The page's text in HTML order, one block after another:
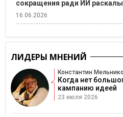
сокращения ради ИИ
16.06.2026
ЛИДЕРЫ МНЕНИЙ
Константин
Когда нет
кампанию идеей
23 июля 2026